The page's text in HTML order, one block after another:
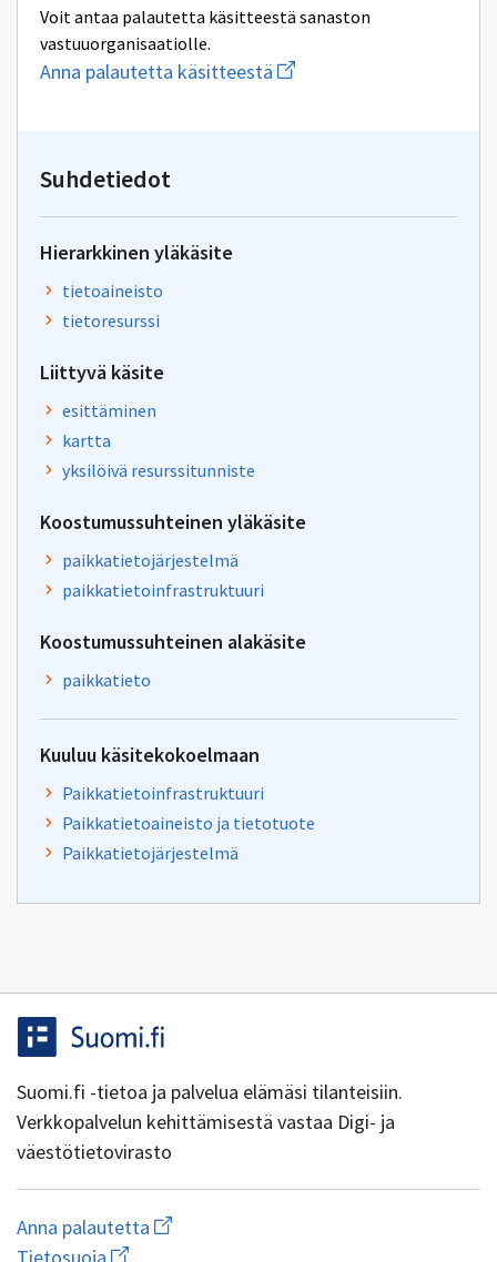
Voit antaa palautetta käsitteestä sanaston
vastuuorganisaatiolle.
Anna palautetta käsitteestä Aloita
uuden
Suhdetiedot
Hierarkkinen yläkäsite
tietoaineisto
tietoresurssi
Liittyvä käsite
esittäminen
kartta
yksilöivä resurssitunniste
Koostumussuhteinen yläkäsite
paikkatietojärjestelmä
paikkatietoinfrastruktuuri
Koostumussuhteinen alakäsite
paikkatieto
Kuuluu käsitekokoelmaan
Paikkatietoinfrastruktuuri
Paikkatietoaineisto ja tietotuote
Paikkatietojärjestelmä
Suomi.fi -tietoa ja palvelua elämäsi tilanteisiin.
Verkkopalvelun kehittämisestä vastaa Digi- ja
väestötietovirasto
Anna palautetta Aloita
uuden
Avaa